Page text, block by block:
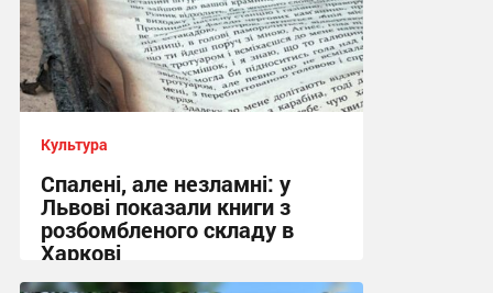
Культура
Спалені, але незламні: у
Львові показали книги з
розбомбленого складу в
Харкові